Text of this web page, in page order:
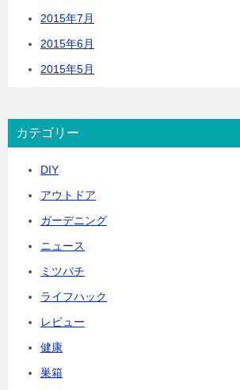
2015年7月
2015年6月
2015年5月
カテゴリー
DIY
アウトドア
ガーデニング
ニュース
ミツバチ
ライフハック
レビュー
健康
巣箱